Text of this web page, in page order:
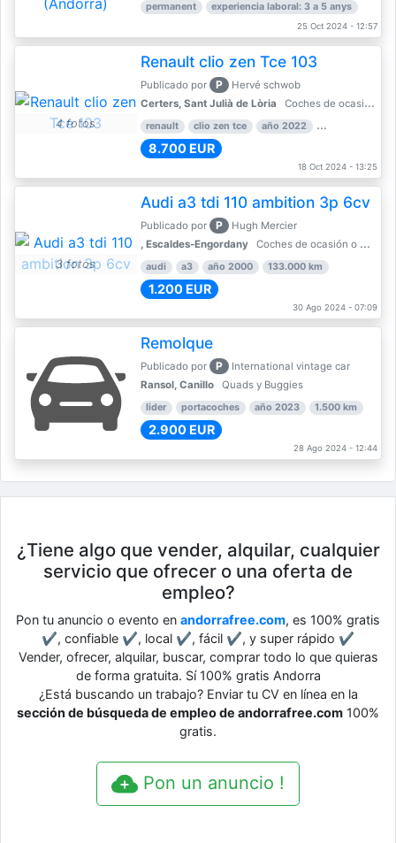
permanent experiencia laboral: 3 a 5 anys
25 Oct 2024 - 12:57
4 fotos
Renault clio zen Tce 103
Publicado por P
Hervé schwob
Certers, Sant Julià de Lòria
Coches de ocasión o Nuevo
renault clio zen tce año 2022 39.000 km
8.700 EUR
18 Oct 2024 - 13:25
3 fotos
Audi a3 tdi 110 ambition 3p 6cv
Publicado por P
Hugh Mercier
, Escaldes-Engordany
Coches de ocasión o Nuevo
audi a3 año 2000 133.000 km
1.200 EUR
30 Ago 2024 - 07:09
Remolque
Publicado por P
International vintage car
Ransol, Canillo
Quads y Buggies
lider portacoches año 2023 1.500 km
2.900 EUR
28 Ago 2024 - 12:44
¿Tiene algo que vender, alquilar, cualquier
servicio que ofrecer o una oferta de
empleo?
Pon tu anuncio o evento en andorrafree.com, es 100% gratis
✔, confiable ✔, local ✔, fácil ✔, y super rápido ✔
Vender, ofrecer, alquilar, buscar, comprar todo lo que quieras
de forma gratuita. Sí 100% gratis Andorra
¿Está buscando un trabajo? Enviar tu CV en línea en la
sección de búsqueda de empleo de andorrafree.com 100%
gratis.
Pon un anuncio !